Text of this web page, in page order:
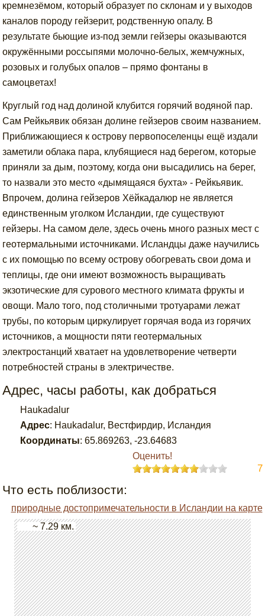
кремнезёмом, который образует по склонам и у выходов
каналов породу гейзерит, родственную опалу. В
результате бьющие из-под земли гейзеры оказываются
окружёнными россыпями молочно-белых, жемчужных,
розовых и голубых опалов – прямо фонтаны в
самоцветах!
Круглый год над долиной клубится горячий водяной пар.
Сам Рейкьявик обязан долине гейзеров своим названием.
Приближающиеся к острову первопоселенцы ещё издали
заметили облака пара, клубящиеся над берегом, которые
приняли за дым, поэтому, когда они высадились на берег,
то назвали это место «дымящаяся бухта» - Рейкьявик.
Впрочем, долина гейзеров Хёйкадалюр не является
единственным уголком Исландии, где существуют
гейзеры. На самом деле, здесь очень много разных мест с
геотермальными источниками. Исландцы даже научились
с их помощью по всему острову обогревать свои дома и
теплицы, где они имеют возможность выращивать
экзотические для сурового местного климата фрукты и
овощи. Мало того, под столичными тротуарами лежат
трубы, по которым циркулирует горячая вода из горячих
источников, а мощности пяти геотермальных
электростанций хватает на удовлетворение четверти
потребностей страны в электричестве.
Адрес, часы работы, как добраться
Haukadalur
Адрес: Haukadalur, Вестфирдир, Исландия
Координаты: 65.869263,-23.64683
Оценить!
7
Что есть поблизости:
природные достопримечательности в Исландии на карте
~ 7.29 км.